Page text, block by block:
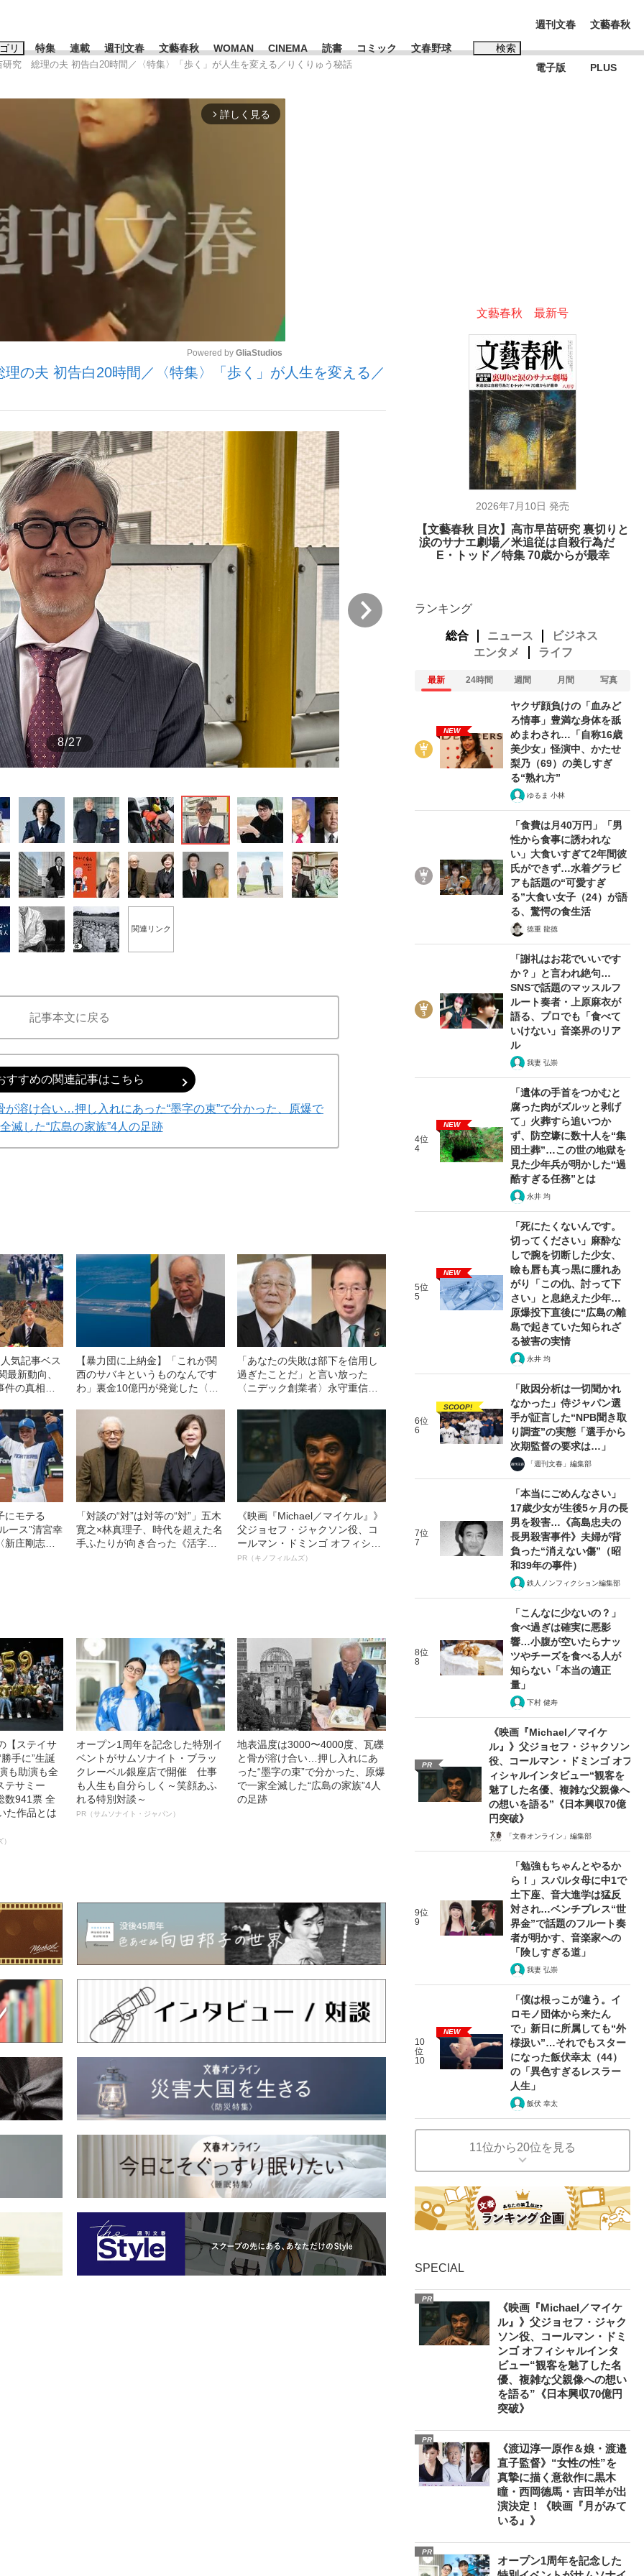
リ
明かした日本代表監督に... 「最悪の空気のまま解散」WBC日本代表“敗戦”の真実 選手が明かす...
選手が証言した“NPB聞... 「クマが悪者扱いされているのが悲しい」『北の国から』倉本聰氏（91...
カー日本代表・森保一監督...
もっと見る
特集
いまさら聞けない資産運用のすべて
連載 週刊文春 文藝春秋 WOMAN CINEMA 読書 コミック 文春野球 検索
ワードタグ一覧
#高市早苗 #後藤真希 #森岡毅
週刊文春
電子版
文藝春秋
PLUS
究 総理の夫 初告白20時間／〈特集〉「歩く」が人生を変える／りくりゅう秘話
arrow_forward_ios 詳しく見る
Powered by GliaStudios
の夫 初告白20時間／〈特集〉「歩く」が人生を変える／
8/27 9/27
関連リンク
記事本文に戻る
すすめの関連記事はこちら
溶け合い…押し入れにあった“墨字の束”で分かった、原爆で
滅した“広島の家族”4人の足跡
気記事ベス
新動向、
の真相、
【暴力団に上納金】「これが関
西のサバキというものなんです
わ」裏金10億円が発覚した〈関
からの指示を〈資材会社X社長〉
が証言
「あなたの失敗は部下を信用し
過ぎたことだ」と言い放った
〈ニデック創業者〉永守重信
盛和夫との決定的違いとは？
にモテる
ース”清宮幸
庄剛志監
「対談の“対”は対等の“対”」五木
寛之×林真理子、時代を超えた名
手ふたりが向き合った《活字対
《映画『Michael／マイケル』》
父ジョセフ・ジャクソン役、コ
ールマン・ドミンゴ オフィシャ
ルインタビュー“観客を魅了した
PR（キノフィルムズ）
【ステイサ
手に”生誕
も助演も全
テサミー
数941票 全
た作品とは
オープン1周年を記念した特別イ
ベントがサムソナイト・ブラッ
クレーベル銀座店で開催 仕事
も人生も自分らしく～笑顔あふ
れる特別対談～
PR（サムソナイト・ジャパン）
地表温度は3000〜4000度、瓦礫
と骨が溶け合い…押し入れにあ
った“墨字の束”で分かった、原爆
で一家全滅した“広島の家族”4人
の足跡
文藝春秋 最新号
2026年7月10日 発売
【文藝春秋 目次】高市早苗研究 裏切りと
涙のサナエ劇場／米追従は自殺行為だ
E・トッド／特集 70歳からが最幸
ランキング
総合 ニュース
ビジネス
エンタメ
ライフ
最新 24時間 週間 月間 写真
NEW
ヤクザ顔負けの「血みど
ろ情事」豊満な身体を舐
めまわされ…「自称16歳
美少女」怪演中、かたせ
梨乃（69）の美しすぎ
る“熟れ方”
ゆるま 小林
「食費は月40万円」「男
性から食事に誘われな
い」大食いすぎて2年間彼
氏ができず…水着グラビ
アも話題の“可愛すぎ
る”大食い女子（24）が語
る、驚愕の食生活
徳重 龍徳
「謝礼はお花でいいです
か？」と言われ絶句…
SNSで話題のマッスルフ
ルート奏者・上原麻衣が
語る、プロでも「食べて
いけない」音楽界のリア
ル
我妻 弘崇
4位
4
NEW
「遺体の手首をつかむと
腐った肉がズルッと剥げ
て」火葬すら追いつか
ず、防空壕に数十人を“集
団土葬”…この世の地獄を
見た少年兵が明かした“過
酷すぎる任務”とは
永井 均
5位
5
NEW
「死にたくないんです。
切ってください」麻酔な
しで腕を切断した少女、
瞼も唇も真っ黒に腫れあ
がり「この仇、討って下
さい」と息絶えた少年…
原爆投下直後に“広島の離
島で起きていた知られざ
る被害の実情
永井 均
6位
6
SCOOP!
「敗因分析は一切聞かれ
なかった」侍ジャパン選
手が証言した“NPB聞き取
り調査”の実態「選手から
次期監督の要求は…」
「週刊文春」編集部
7位
7
「本当にごめんなさい」
17歳少女が生後5ヶ月の長
男を殺害…《高島忠夫の
長男殺害事件》夫婦が背
負った“消えない傷”（昭
和39年の事件）
鉄人ノンフィクション編集部
8位
8
「こんなに少ないの？」
食べ過ぎは確実に悪影
響…小腹が空いたらナッ
ツやチーズを食べる人が
知らない「本当の適正
量」
下村 健寿
PR
《映画『Michael／マイケ
ル』》父ジョセフ・ジャクソン
役、コールマン・ドミンゴ オフ
ィシャルインタビュー“観客を
魅了した名優、複雑な父親像へ
の想いを語る”《日本興収70億
円突破》
「文春オンライン」編集部
9位
9
「勉強もちゃんとやるか
ら！」スパルタ母に中1で
土下座、音大進学は猛反
対され…ベンチプレス“世
界金”で話題のフルート奏
者が明かす、音楽家への
「険しすぎる道」
我妻 弘崇
10
位
10
NEW
「僕は根っこが違う。イ
ロモノ団体から来たん
で」新日に所属しても“外
様扱い”…それでもスター
になった飯伏幸太（44）
の「異色すぎるレスラー
人生」
飯伏 幸太
11位から20位を見る
SPECIAL
PR
《映画『Michael／マイケ
ル』》父ジョセフ・ジャク
ソン役、コールマン・ドミ
ンゴ オフィシャルインタ
ビュー“観客を魅了した名
優、複雑な父親像への想い
を語る”《日本興収70億円
突破》
PR
《渡辺淳一原作＆娘・渡邉
直子監督》“女性の性”を
真摯に描く意欲作に黒木
瞳・西岡德馬・吉田羊が出
演決定！《映画『月がみて
いる』》
PR
オープン1周年を記念した